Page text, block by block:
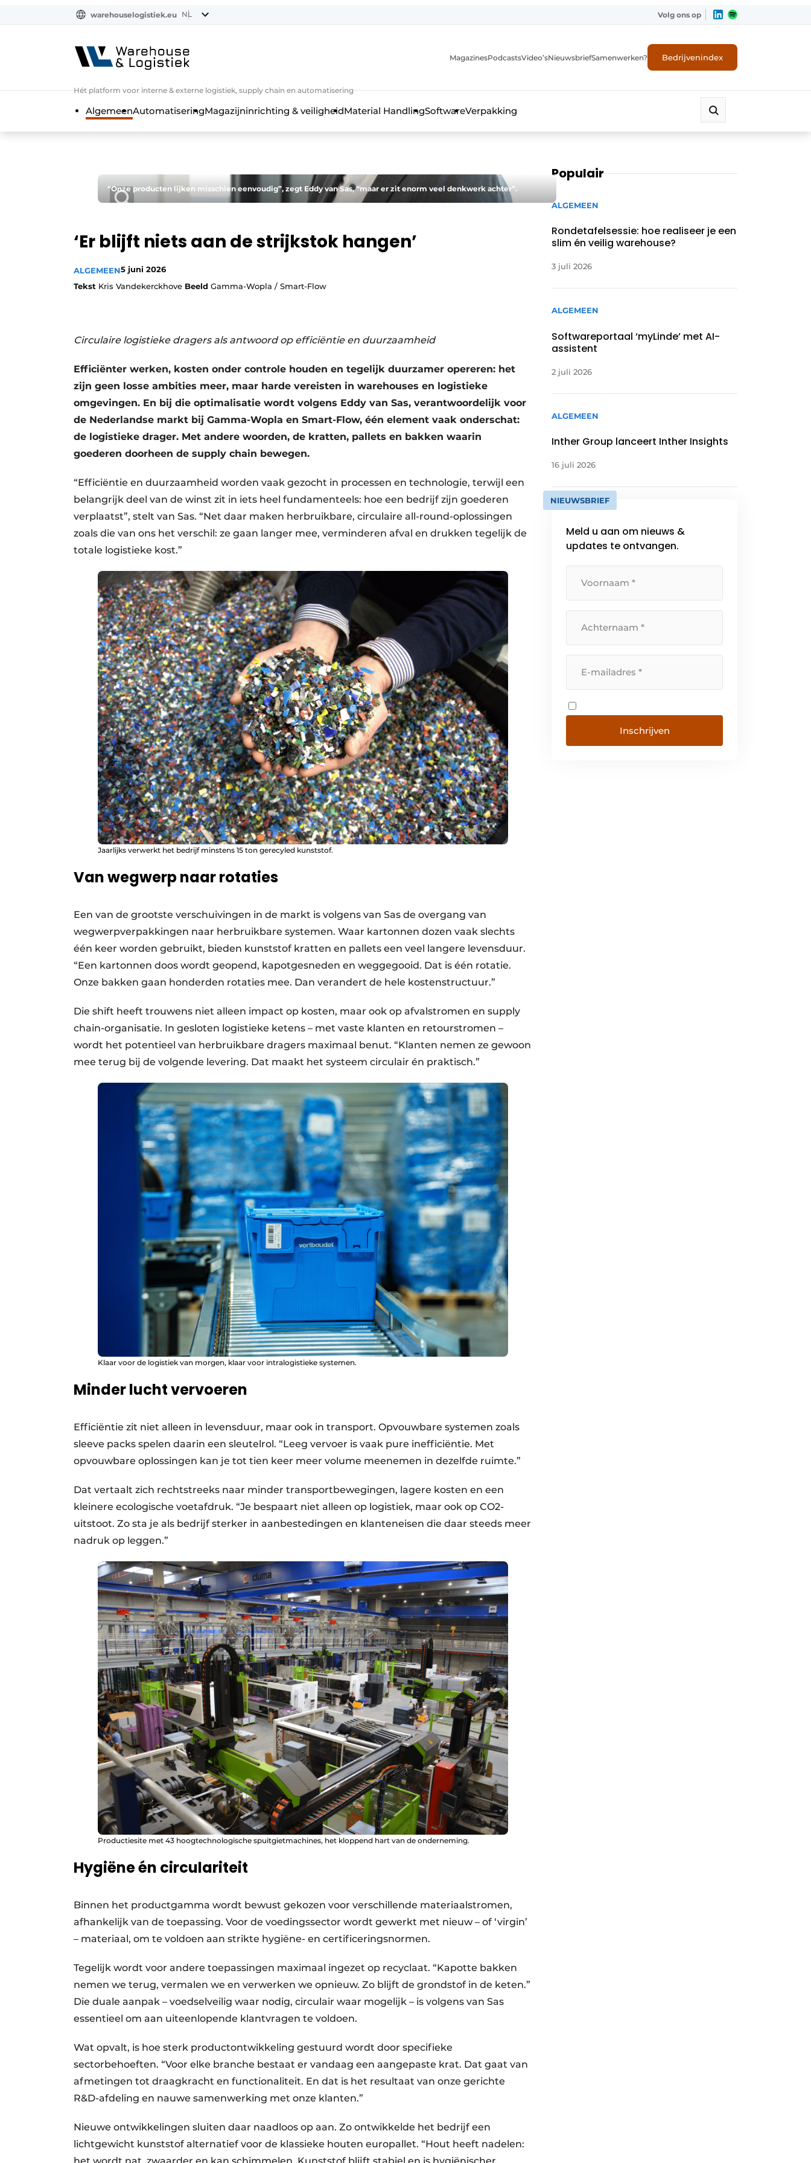
warehouselogistiek.eu NL Volg ons op
Hét platform voor interne & externe logistiek, supply chain en automatisering
MagazinesPodcastsVideo’sNieuwsbriefSamenwerken? Bedrijvenindex
AlgemeenAutomatiseringMagazijninrichting & veiligheidMaterial HandlingSoftwareVerpakking
“Onze producten lijken misschien eenvoudig”, zegt Eddy van Sas, “maar er zit enorm veel denkwerk achter”.
‘Er blijft niets aan de strijkstok hangen’
ALGEMEEN5 juni 2026
Tekst Kris Vandekerckhove Beeld Gamma-Wopla / Smart-Flow
Circulaire logistieke dragers als antwoord op efficiëntie en duurzaamheid
Efficiënter werken, kosten onder controle houden en tegelijk duurzamer opereren: het
zijn geen losse ambities meer, maar harde vereisten in warehouses en logistieke
omgevingen. En bij die optimalisatie wordt volgens Eddy van Sas, verantwoordelijk voor
de Nederlandse markt bij Gamma-Wopla en Smart-Flow, één element vaak onderschat:
de logistieke drager. Met andere woorden, de kratten, pallets en bakken waarin
goederen doorheen de supply chain bewegen.
“Efficiëntie en duurzaamheid worden vaak gezocht in processen en technologie, terwijl een
belangrijk deel van de winst zit in iets heel fundamenteels: hoe een bedrijf zijn goederen
verplaatst”, stelt van Sas. “Net daar maken herbruikbare, circulaire all-round-oplossingen
zoals die van ons het verschil: ze gaan langer mee, verminderen afval en drukken tegelijk de
totale logistieke kost.”
Jaarlijks verwerkt het bedrijf minstens 15 ton gerecyled kunststof.
Van wegwerp naar rotaties
Een van de grootste verschuivingen in de markt is volgens van Sas de overgang van
wegwerpverpakkingen naar herbruikbare systemen. Waar kartonnen dozen vaak slechts
één keer worden gebruikt, bieden kunststof kratten en pallets een veel langere levensduur.
“Een kartonnen doos wordt geopend, kapotgesneden en weggegooid. Dat is één rotatie.
Onze bakken gaan honderden rotaties mee. Dan verandert de hele kostenstructuur.”
Die shift heeft trouwens niet alleen impact op kosten, maar ook op afvalstromen en supply
chain-organisatie. In gesloten logistieke ketens – met vaste klanten en retourstromen –
wordt het potentieel van herbruikbare dragers maximaal benut. “Klanten nemen ze gewoon
mee terug bij de volgende levering. Dat maakt het systeem circulair én praktisch.”
Klaar voor de logistiek van morgen, klaar voor intralogistieke systemen.
Minder lucht vervoeren
Efficiëntie zit niet alleen in levensduur, maar ook in transport. Opvouwbare systemen zoals
sleeve packs spelen daarin een sleutelrol. “Leeg vervoer is vaak pure inefficiëntie. Met
opvouwbare oplossingen kan je tot tien keer meer volume meenemen in dezelfde ruimte.”
Dat vertaalt zich rechtstreeks naar minder transportbewegingen, lagere kosten en een
kleinere ecologische voetafdruk. “Je bespaart niet alleen op logistiek, maar ook op CO2-
uitstoot. Zo sta je als bedrijf sterker in aanbestedingen en klanteneisen die daar steeds meer
nadruk op leggen.”
Productiesite met 43 hoogtechnologische spuitgietmachines, het kloppend hart van de onderneming.
Hygiëne én circulariteit
Binnen het productgamma wordt bewust gekozen voor verschillende materiaalstromen,
afhankelijk van de toepassing. Voor de voedingssector wordt gewerkt met nieuw – of ‘virgin’
– materiaal, om te voldoen aan strikte hygiëne- en certificeringsnormen.
Tegelijk wordt voor andere toepassingen maximaal ingezet op recyclaat. “Kapotte bakken
nemen we terug, vermalen we en verwerken we opnieuw. Zo blijft de grondstof in de keten.”
Die duale aanpak – voedselveilig waar nodig, circulair waar mogelijk – is volgens van Sas
essentieel om aan uiteenlopende klantvragen te voldoen.
Wat opvalt, is hoe sterk productontwikkeling gestuurd wordt door specifieke
sectorbehoeften. “Voor elke branche bestaat er vandaag een aangepaste krat. Dat gaat van
afmetingen tot draagkracht en functionaliteit. En dat is het resultaat van onze gerichte
R&D-afdeling en nauwe samenwerking met onze klanten.”
Nieuwe ontwikkelingen sluiten daar naadloos op aan. Zo ontwikkelde het bedrijf een
lichtgewicht kunststof alternatief voor de klassieke houten europallet. “Hout heeft nadelen:
Populair
ALGEMEEN
Rondetafelsessie: hoe realiseer je een
slim én veilig warehouse?
3 juli 2026
ALGEMEEN
Softwareportaal ‘myLinde’ met AI-
assistent
2 juli 2026
ALGEMEEN
Inther Group lanceert Inther Insights
16 juli 2026
NIEUWSBRIEF
Meld u aan om nieuws &
updates te ontvangen.
Inschrijven